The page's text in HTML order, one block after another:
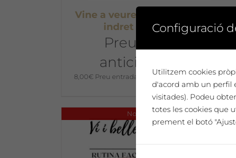
Vine a veure l’eclipse des d’un
indret excepcional
Preu entrada
anticipada 8 €
8,00€ Preu entrada anticipada 8€ per persona
No disponible
Configuració
Utilitzem cookies
d'acord amb un perfil
visitades). Podeu
totes les cookies que
prement el botó